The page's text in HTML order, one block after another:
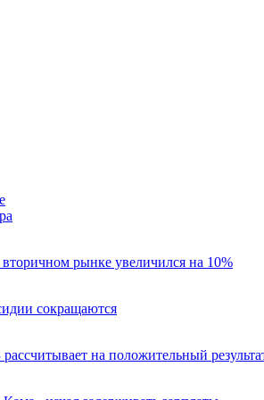
рынке увеличился на 10%
сокращаются
на положительный